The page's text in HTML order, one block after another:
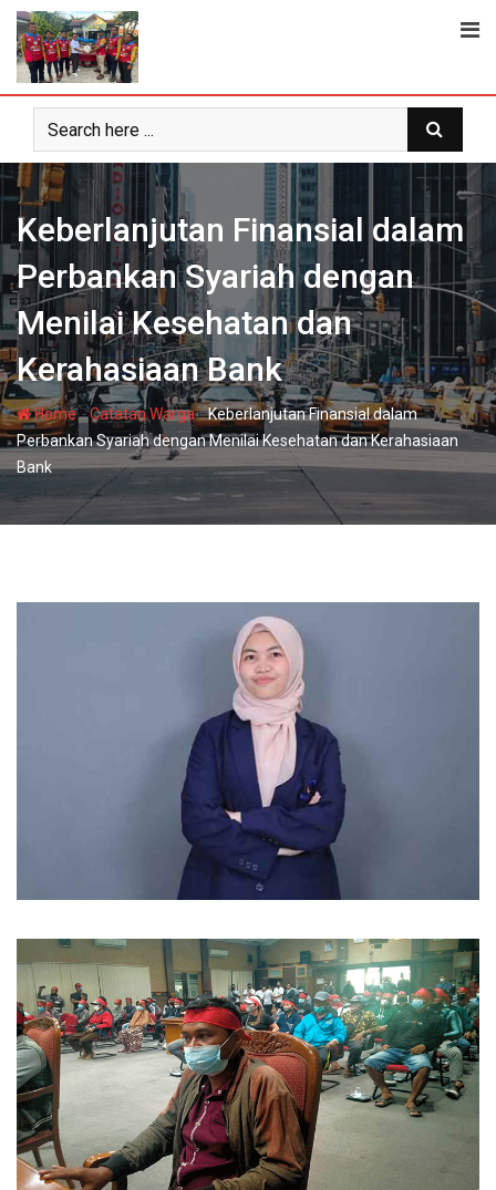
Skip
content
Keberlanjutan Finansial dalam
Perbankan Syariah dengan
Menilai Kesehatan dan
Kerahasiaan Bank
Home-Catatan Warga-Keberlanjutan Finansial dalam
Perbankan Syariah dengan Menilai Kesehatan dan Kerahasiaan
Bank